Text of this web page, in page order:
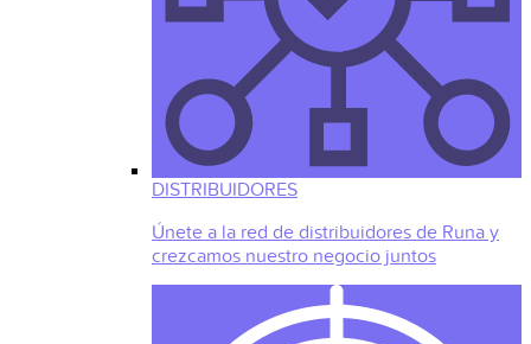
DISTRIBUIDORES
Únete a la red de distribuidores de Runa y
crezcamos nuestro negocio juntos